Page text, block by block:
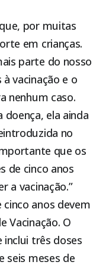
por muitas
em crianças.
parte do nosso
vacinação e o
nenhum caso.
ela ainda
no
que os
de cinco anos
a vacinação.”
anos devem
Vacinação. O
três doses
seis meses de